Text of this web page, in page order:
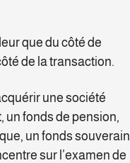
que du côté de
de la transaction.
une société
un fonds de pension,
un fonds souverain
sur l’examen de